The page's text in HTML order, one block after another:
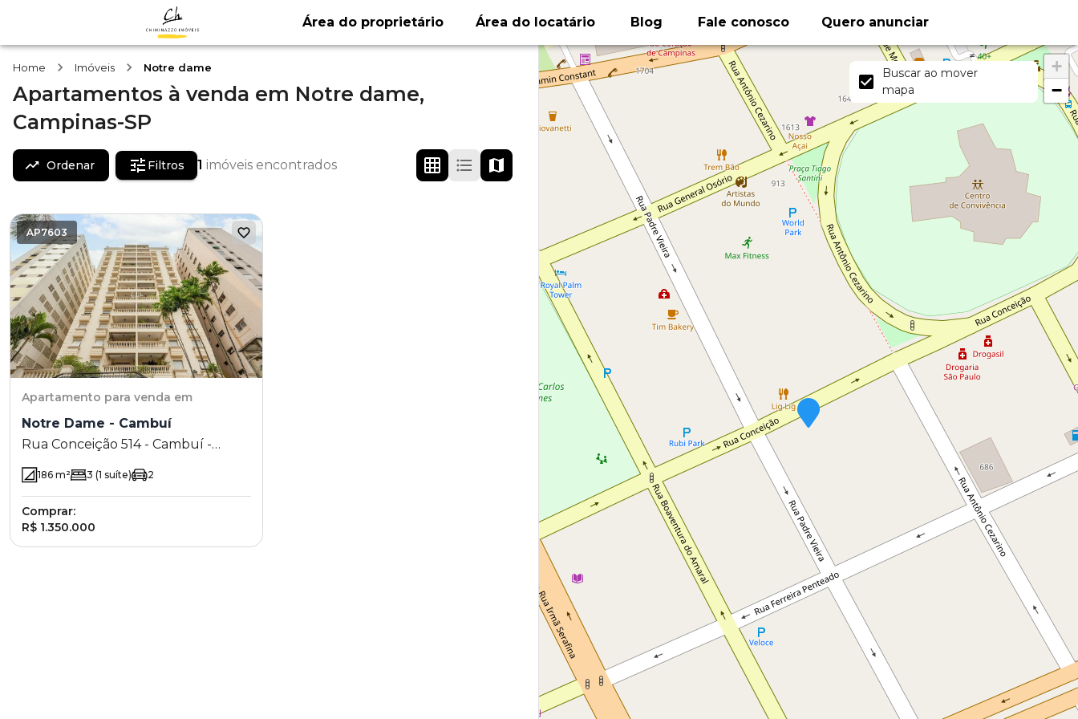
Área do proprietário Área do locatário Blog Fale conosco Quero anunciar
Home Imóveis Notre dame
Apartamentos à venda em Notre dame,
Campinas-SP
Ordenar Filtros 1 imóveis encontrados
AP7603
Apartamento para venda em
Notre Dame - Cambuí
Rua Conceição 514 - Cambuí -
186 m² 3 (1 suíte) 2
Comprar:
R$ 1.350.000
+
−
Buscar ao mover
mapa